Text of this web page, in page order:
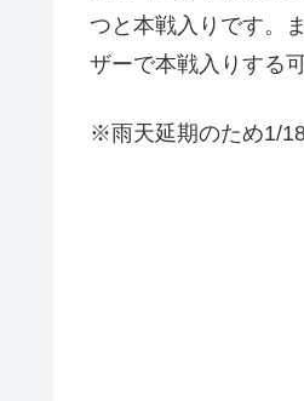
つと本戦入りです。
ザーで本戦入りする
※雨天延期のため1/